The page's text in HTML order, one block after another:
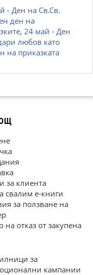
- Ден на Св.Св.
ден на
, 24 май - Ден
любов като
на приказката
за клиента
свалим е-книги
за ползване на
на отказ от закупена
за
кампании